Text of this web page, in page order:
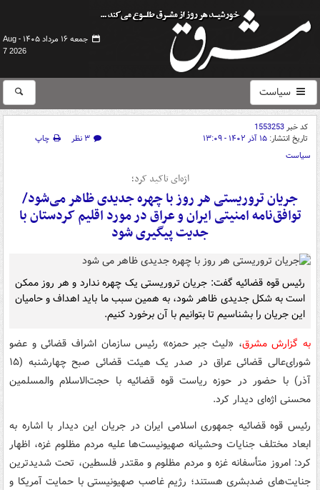
جمعه ۱۶ مرداد ۱۴۰۵ -
Aug
7 2026
سیاست
کد خبر1553253
تاریخ انتشار: ۱۵ آذر ۱۴۰۲ - ۱۳:۰۹ ۳ نظر
چاپ
سیاست
اژه‌ای تاکید کرد؛
جریان تروریستی هر روز با چهره جدیدی ظاهر می‌شود/
توافق‌نامه امنیتی ایران و عراق در مورد اقلیم کردستان با
جدیت پیگیری شود
رئیس قوه قضائیه گفت: جریان‌ تروریستی یک چهره ندارد و هر روز ممکن
است به شکل جدیدی ظاهر شود، به همین سبب ما باید اهداف و حامیان
این جریان را بشناسیم تا بتوانیم با آن‌ برخورد کنیم.
به گزارش مشرق، «لیث جبر حمزه» رئیس سازمان اشراف قضائی و عضو
شورای‌عالی قضائی عراق در صدر یک هیئت قضائی صبح چهارشنبه (۱۵
آذر) با حضور در حوزه ریاست قوه قضائیه با حجت‌الاسلام والمسلمین
محسنی اژه‌ای دیدار کرد.
رئیس قوه قضائیه جمهوری اسلامی ایران در جریان این دیدار با اشاره به
ابعاد مختلف جنایات وحشیانه صهیونیست‌ها علیه مردم مظلوم غزه، اظهار
کرد: امروز متأسفانه غزه و مردم مظلوم و مقتدر فلسطین، تحت شدیدترین
جنایت‌های ضدبشری هستند؛ رژیم غاصب صهیونیستی با حمایت آمریکا و